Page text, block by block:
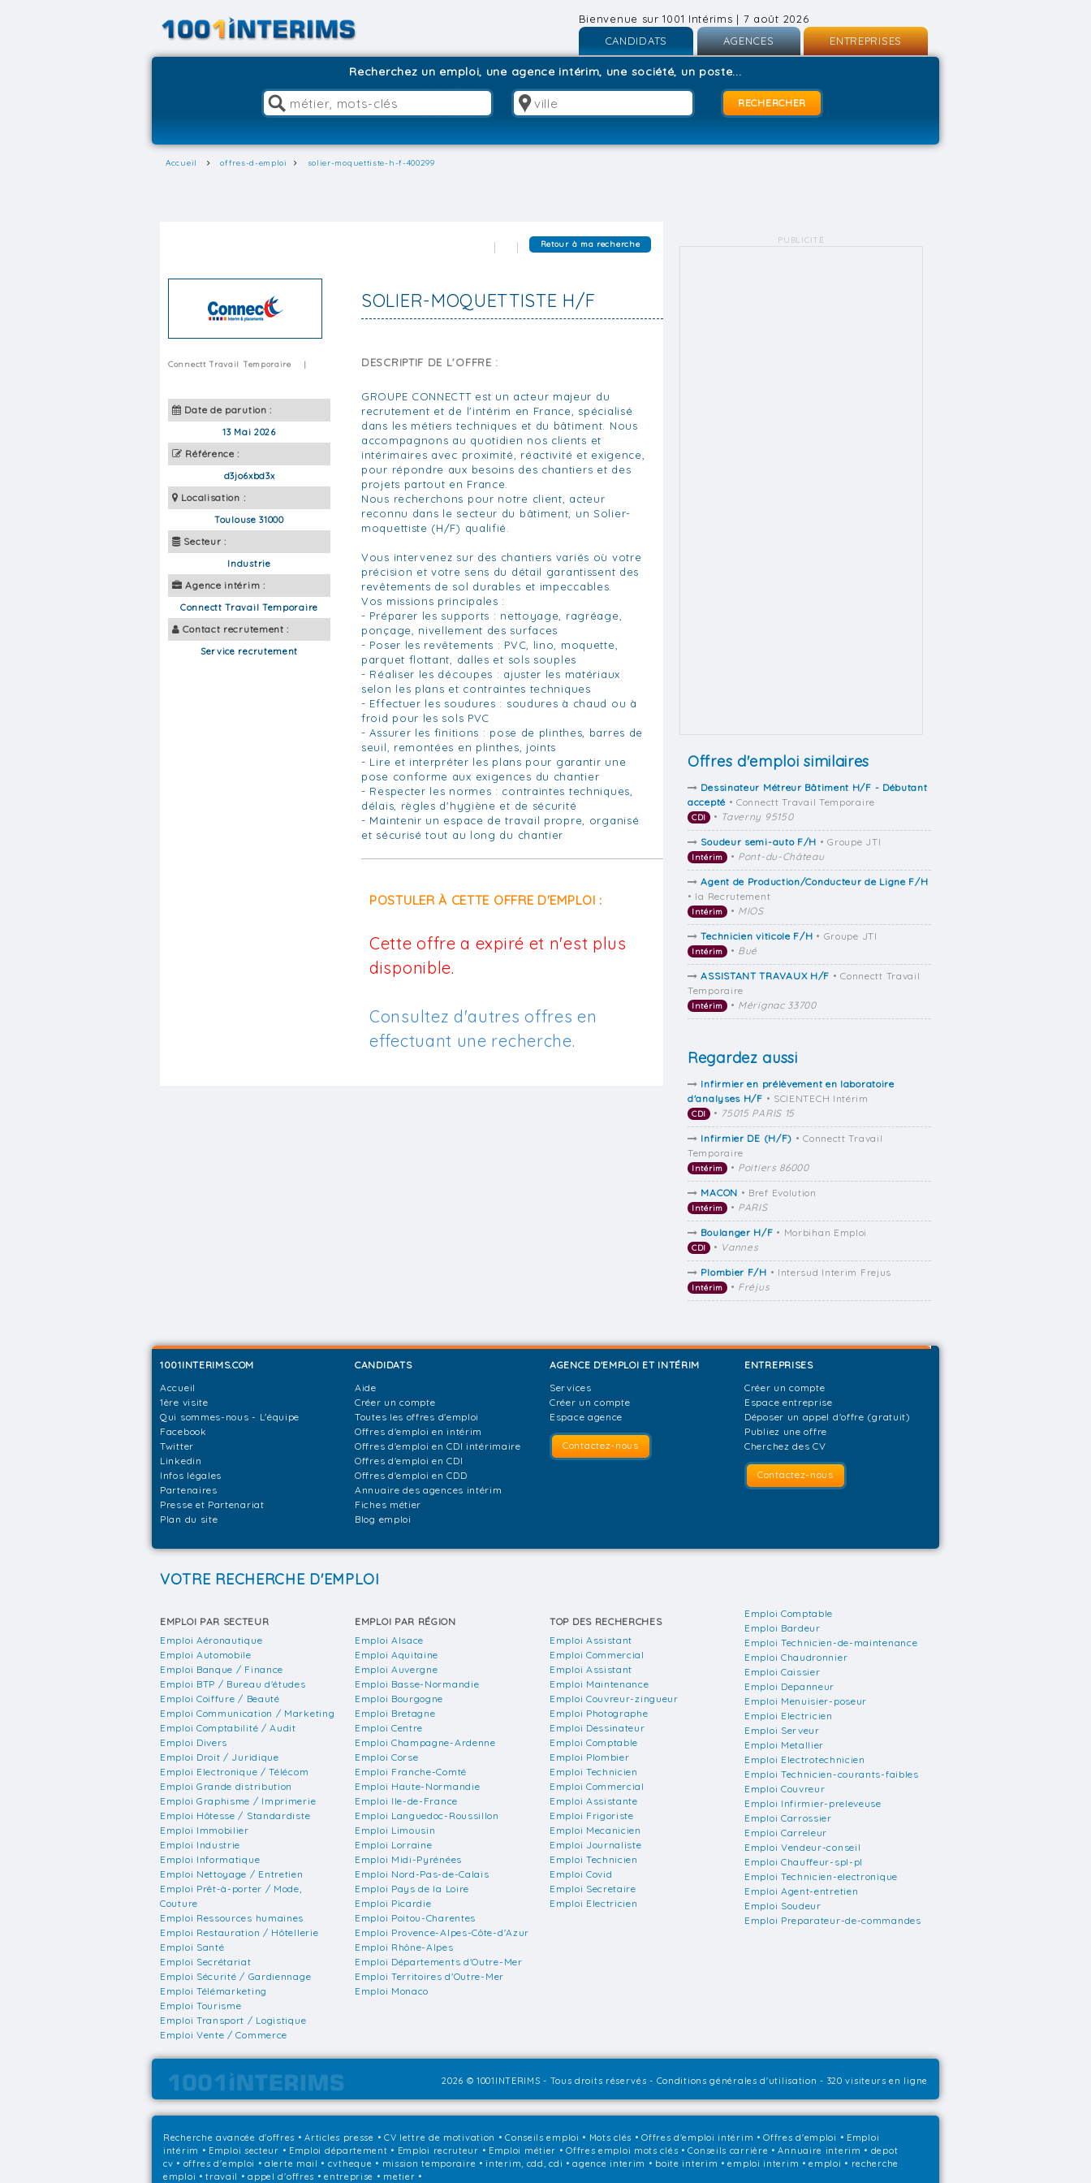
Bienvenue sur 1001 Intérims | 7 août 2026
CANDIDATS
Inscription
AGENCES
Inscription
Connexion
ENTREPRISES
Recherchez un emploi, une agence intérim, une société, un poste...
Accueil offres-d-emploi solier-moquettiste-h-f-400299
Retour à ma recherche
SOLIER-MOQUETTISTE H/F
Connectt Travail Temporaire |
Date de parution :
13 Mai 2026
Référence :
d3jo6xbd3x
Localisation :
Toulouse 31000
Secteur :
Industrie
Agence intérim :
Connectt Travail Temporaire
Contact recrutement :
Service recrutement
DESCRIPTIF DE L'OFFRE :
GROUPE CONNECTT est un acteur majeur du
recrutement et de l'intérim en France, spécialisé
dans les métiers techniques et du bâtiment. Nous
accompagnons au quotidien nos clients et
intérimaires avec proximité, réactivité et exigence,
pour répondre aux besoins des chantiers et des
projets partout en France.
Nous recherchons pour notre client, acteur
reconnu dans le secteur du bâtiment, un Solier-
moquettiste (H/F) qualifié.
Vous intervenez sur des chantiers variés où votre
précision et votre sens du détail garantissent des
revêtements de sol durables et impeccables.
Vos missions principales :
- Préparer les supports : nettoyage, ragréage,
ponçage, nivellement des surfaces
- Poser les revêtements : PVC, lino, moquette,
parquet flottant, dalles et sols souples
- Réaliser les découpes : ajuster les matériaux
selon les plans et contraintes techniques
- Effectuer les soudures : soudures à chaud ou à
froid pour les sols PVC
- Assurer les finitions : pose de plinthes, barres de
seuil, remontées en plinthes, joints
- Lire et interpréter les plans pour garantir une
pose conforme aux exigences du chantier
- Respecter les normes : contraintes techniques,
délais, règles d'hygiène et de sécurité
- Maintenir un espace de travail propre, organisé
et sécurisé tout au long du chantier
POSTULER À CETTE OFFRE D'EMPLOI :
Cette offre a expiré et n'est plus
disponible.
Consultez d'autres offres en
effectuant une recherche.
PUBLICITÉ
Offres d'emploi similaires
Dessinateur Métreur Bâtiment H/F - Débutant
accepté • Connectt Travail Temporaire
CDI • Taverny 95150
Soudeur semi-auto F/H • Groupe JTI
Intérim • Pont-du-Château
Agent de Production/Conducteur de Ligne F/H
• Ia Recrutement
Intérim • MIOS
Technicien viticole F/H • Groupe JTI
Intérim • Bué
ASSISTANT TRAVAUX H/F • Connectt Travail
Temporaire
Intérim • Mérignac 33700
Regardez aussi
Infirmier en prélèvement en laboratoire
d'analyses H/F • SCIENTECH Intérim
CDI • 75015 PARIS 15
Infirmier DE (H/F) • Connectt Travail
Temporaire
Intérim • Poitiers 86000
MACON • Bref Evolution
Intérim • PARIS
Boulanger H/F • Morbihan Emploi
CDI • Vannes
Plombier F/H • Intersud Interim Frejus
Intérim • Fréjus
1001INTERIMS.COM
Accueil
1ère visite
Qui sommes-nous - L'équipe
Facebook
Twitter
Linkedin
Infos légales
Partenaires
Presse et Partenariat
Plan du site
CANDIDATS
Aide
Créer un compte
Toutes les offres d'emploi
Offres d'emploi en intérim
Offres d'emploi en CDI intérimaire
Offres d'emploi en CDI
Offres d'emploi en CDD
Annuaire des agences intérim
Fiches métier
Blog emploi
AGENCE D'EMPLOI ET INTÉRIM
Services
Créer un compte
Espace agence
Contactez-nous
ENTREPRISES
Créer un compte
Espace entreprise
Déposer un appel d'offre (gratuit)
Publiez une offre
Cherchez des CV
Contactez-nous
VOTRE RECHERCHE D'EMPLOI
EMPLOI PAR SECTEUR
Emploi Aéronautique
Emploi Automobile
Emploi Banque / Finance
Emploi BTP / Bureau d'études
Emploi Coiffure / Beauté
Emploi Communication / Marketing
Emploi Comptabilité / Audit
Emploi Divers
Emploi Droit / Juridique
Emploi Electronique / Télécom
Emploi Grande distribution
Emploi Graphisme / Imprimerie
Emploi Hôtesse / Standardiste
Emploi Immobilier
Emploi Industrie
Emploi Informatique
Emploi Nettoyage / Entretien
Emploi Prêt-à-porter / Mode,
Couture
Emploi Ressources humaines
Emploi Restauration / Hôtellerie
Emploi Santé
Emploi Secrétariat
Emploi Sécurité / Gardiennage
Emploi Télémarketing
Emploi Tourisme
Emploi Transport / Logistique
Emploi Vente / Commerce
EMPLOI PAR RÉGION
Emploi Alsace
Emploi Aquitaine
Emploi Auvergne
Emploi Basse-Normandie
Emploi Bourgogne
Emploi Bretagne
Emploi Centre
Emploi Champagne-Ardenne
Emploi Corse
Emploi Franche-Comté
Emploi Haute-Normandie
Emploi Ile-de-France
Emploi Languedoc-Roussillon
Emploi Limousin
Emploi Lorraine
Emploi Midi-Pyrénées
Emploi Nord-Pas-de-Calais
Emploi Pays de la Loire
Emploi Picardie
Emploi Poitou-Charentes
Emploi Provence-Alpes-Côte-d'Azur
Emploi Rhône-Alpes
Emploi Départements d'Outre-Mer
Emploi Territoires d'Outre-Mer
Emploi Monaco
TOP DES RECHERCHES
Emploi Assistant
Emploi Commercial
Emploi Assistant
Emploi Maintenance
Emploi Couvreur-zingueur
Emploi Photographe
Emploi Dessinateur
Emploi Comptable
Emploi Plombier
Emploi Technicien
Emploi Commercial
Emploi Assistante
Emploi Frigoriste
Emploi Mecanicien
Emploi Journaliste
Emploi Technicien
Emploi Covid
Emploi Secretaire
Emploi Electricien
Emploi Comptable
Emploi Bardeur
Emploi Technicien-de-maintenance
Emploi Chaudronnier
Emploi Caissier
Emploi Depanneur
Emploi Menuisier-poseur
Emploi Electricien
Emploi Serveur
Emploi Metallier
Emploi Electrotechnicien
Emploi Technicien-courants-faibles
Emploi Couvreur
Emploi Infirmier-preleveuse
Emploi Carrossier
Emploi Carreleur
Emploi Vendeur-conseil
Emploi Chauffeur-spl-pl
Emploi Technicien-electronique
Emploi Agent-entretien
Emploi Soudeur
Emploi Preparateur-de-commandes
2026 © 1001INTERIMS - Tous droits réservés - Conditions générales d'utilisation - 320 visiteurs en ligne
Recherche avancée d'offres •Articles presse • CV lettre de motivation •Conseils emploi • Mots clés •Offres d'emploi intérim •Offres d'emploi • Emploi
intérim • Emploi secteur • Emploi département • Emploi recruteur • Emploi métier •Offres emploi mots clés •Conseils carrière •Annuaire interim • depot
cv • offres d'emploi • alerte mail • cvtheque • mission temporaire • interim, cdd, cdi • agence interim • boite interim • emploi interim • emploi • recherche
emploi • travail • appel d'offres • entreprise • metier •